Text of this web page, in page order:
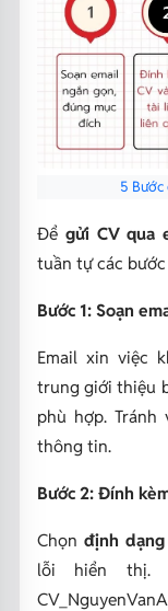
5
Để gửi CV qua
tuần tự các bước
Bước 1: Soạn
Email xin việc
trung giới thiệu
phù hợp.
thông tin.
Bước 2: Đính
Chọn định dạng
lỗi hiển thị.